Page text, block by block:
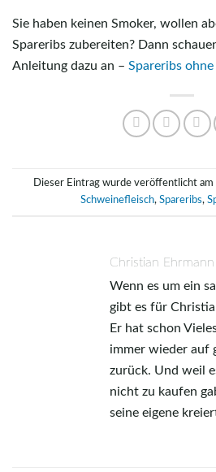
Sie haben keinen Smoker, wollen
Spareribs zubereiten? Dann
Anleitung dazu an – Spareribs ohne
Dieser Eintrag wurde veröffentlicht am
Schweinefleisch, Spareribs,
Christian Ehrmann
Wenn es um ein
gibt es für
Er hat schon
immer wieder auf
zurück. Und weil
nicht zu kaufen
seine eigene